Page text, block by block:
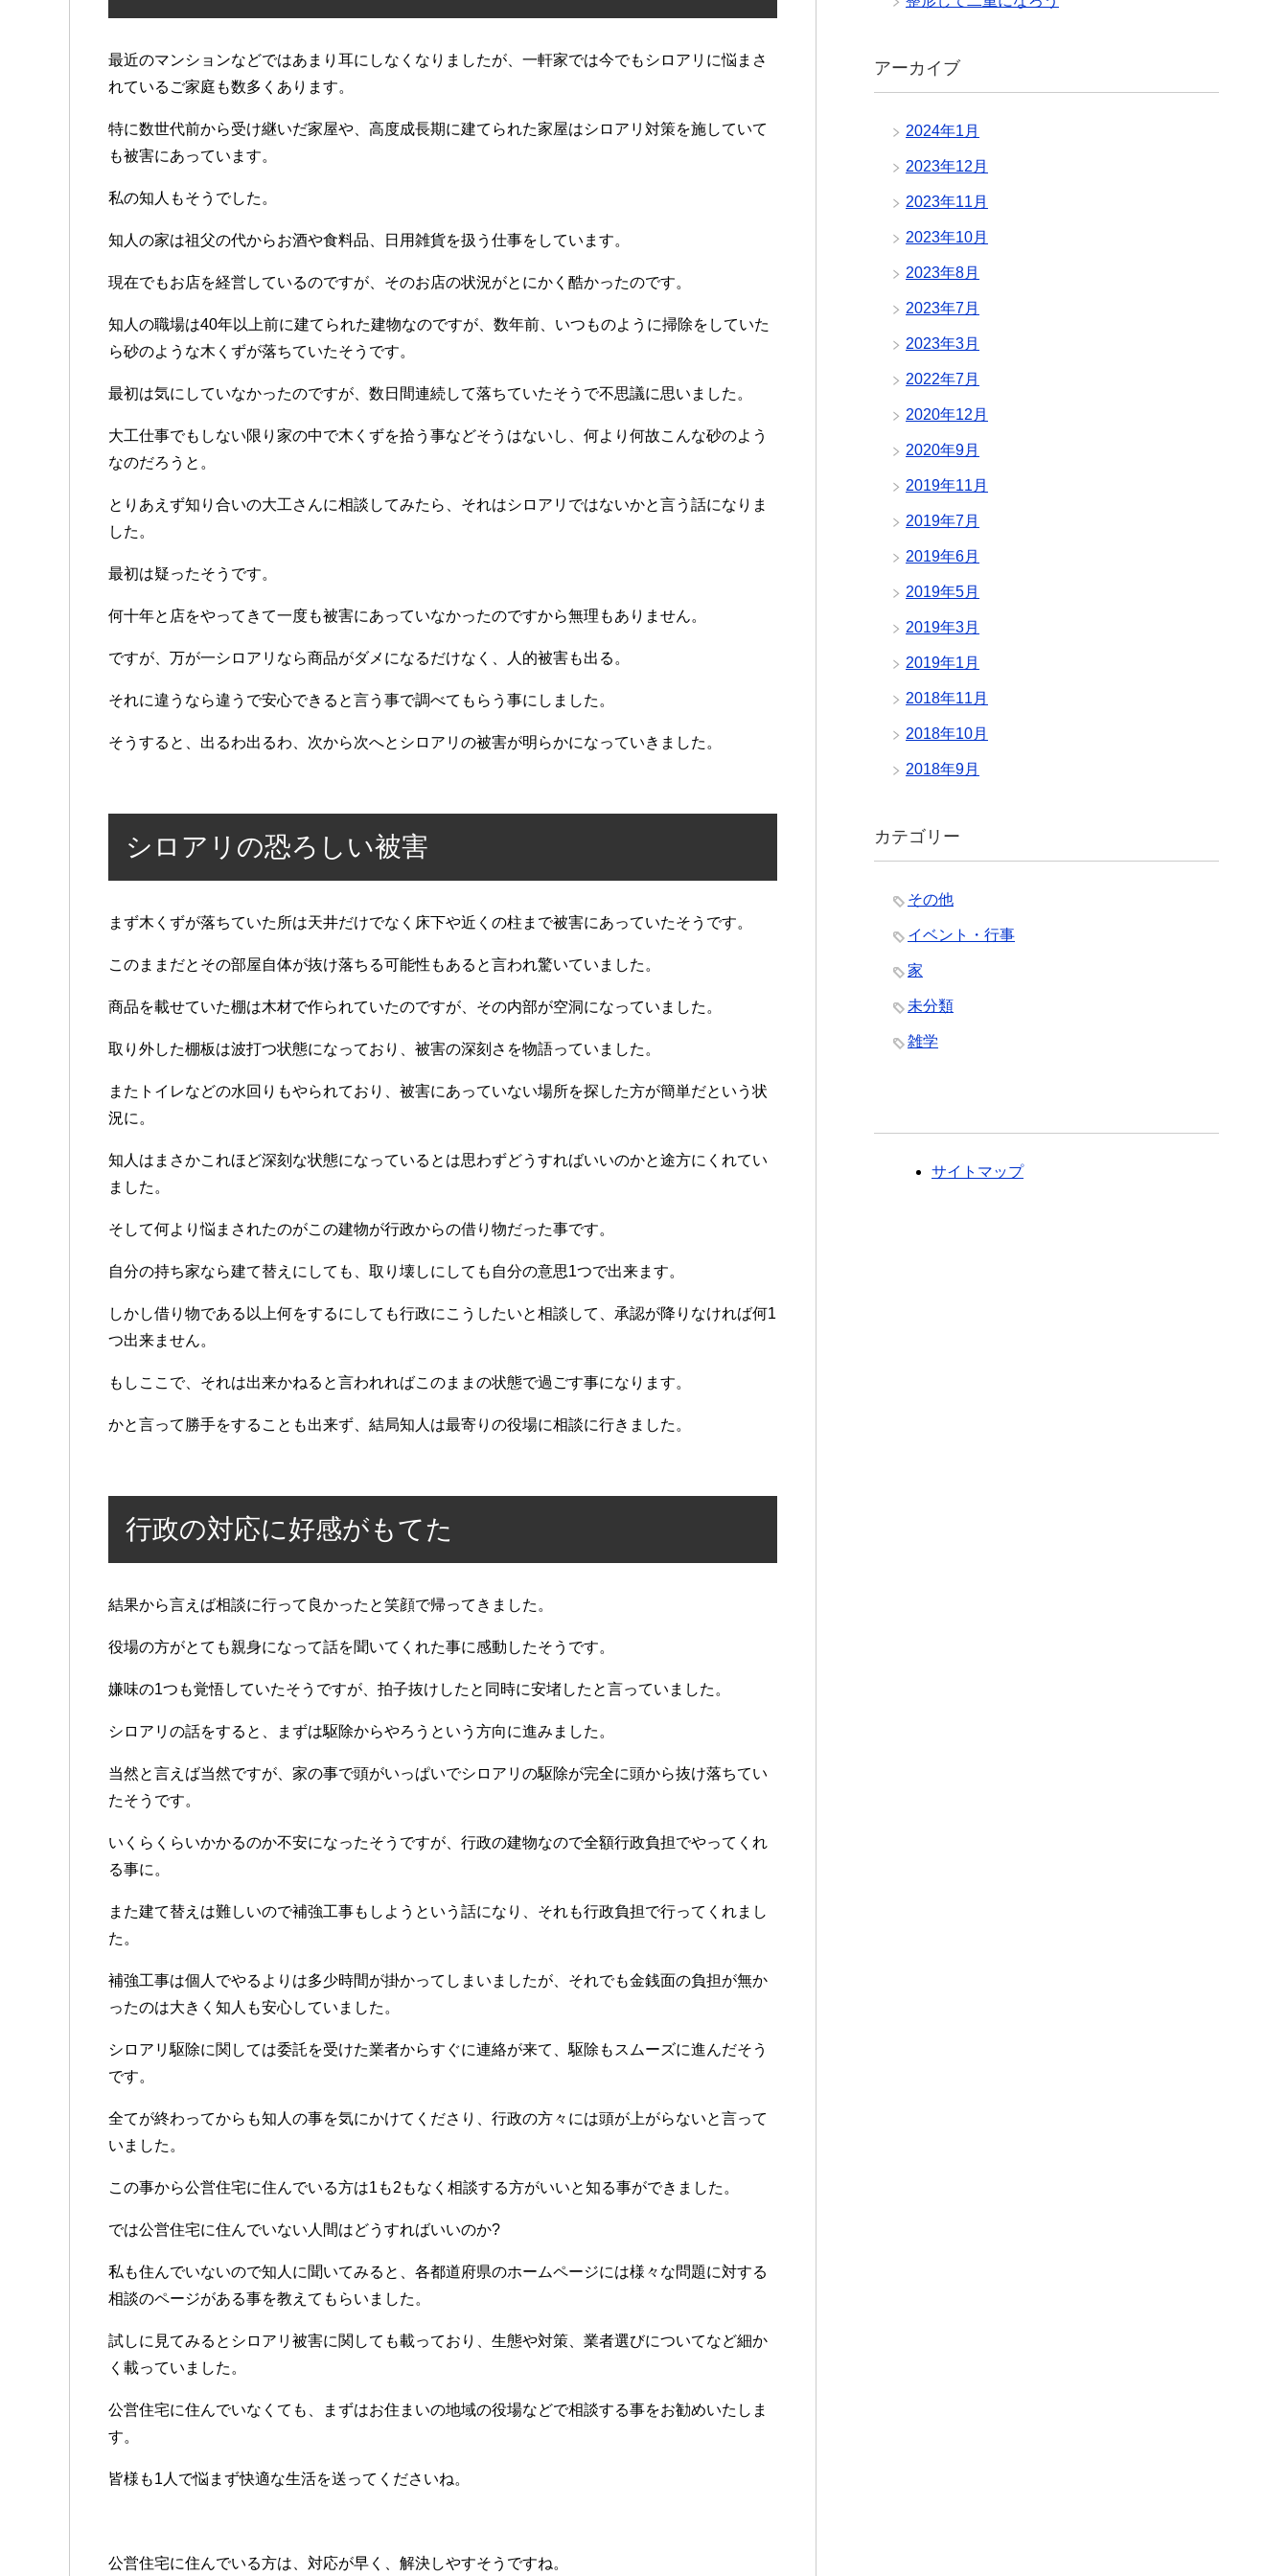
最近のマンションなどではあまり耳にしなくなりましたが、一軒家では今でもシロアリに悩まさ
れているご家庭も数多くあります。
特に数世代前から受け継いだ家屋や、高度成長期に建てられた家屋はシロアリ対策を施していて
も被害にあっています。
私の知人もそうでした。
知人の家は祖父の代からお酒や食料品、日用雑貨を扱う仕事をしています。
現在でもお店を経営しているのですが、そのお店の状況がとにかく酷かったのです。
知人の職場は40年以上前に建てられた建物なのですが、数年前、いつものように掃除をしていた
ら砂のような木くずが落ちていたそうです。
最初は気にしていなかったのですが、数日間連続して落ちていたそうで不思議に思いました。
大工仕事でもしない限り家の中で木くずを拾う事などそうはないし、何より何故こんな砂のよう
なのだろうと。
とりあえず知り合いの大工さんに相談してみたら、それはシロアリではないかと言う話になりま
した。
最初は疑ったそうです。
何十年と店をやってきて一度も被害にあっていなかったのですから無理もありません。
ですが、万が一シロアリなら商品がダメになるだけなく、人的被害も出る。
それに違うなら違うで安心できると言う事で調べてもらう事にしました。
そうすると、出るわ出るわ、次から次へとシロアリの被害が明らかになっていきました。
シロアリの恐ろしい被害
まず木くずが落ちていた所は天井だけでなく床下や近くの柱まで被害にあっていたそうです。
このままだとその部屋自体が抜け落ちる可能性もあると言われ驚いていました。
商品を載せていた棚は木材で作られていたのですが、その内部が空洞になっていました。
取り外した棚板は波打つ状態になっており、被害の深刻さを物語っていました。
またトイレなどの水回りもやられており、被害にあっていない場所を探した方が簡単だという状
況に。
知人はまさかこれほど深刻な状態になっているとは思わずどうすればいいのかと途方にくれてい
ました。
そして何より悩まされたのがこの建物が行政からの借り物だった事です。
自分の持ち家なら建て替えにしても、取り壊しにしても自分の意思1つで出来ます。
しかし借り物である以上何をするにしても行政にこうしたいと相談して、承認が降りなければ何1
つ出来ません。
もしここで、それは出来かねると言われればこのままの状態で過ごす事になります。
かと言って勝手をすることも出来ず、結局知人は最寄りの役場に相談に行きました。
行政の対応に好感がもてた
結果から言えば相談に行って良かったと笑顔で帰ってきました。
役場の方がとても親身になって話を聞いてくれた事に感動したそうです。
嫌味の1つも覚悟していたそうですが、拍子抜けしたと同時に安堵したと言っていました。
シロアリの話をすると、まずは駆除からやろうという方向に進みました。
当然と言えば当然ですが、家の事で頭がいっぱいでシロアリの駆除が完全に頭から抜け落ちてい
たそうです。
いくらくらいかかるのか不安になったそうですが、行政の建物なので全額行政負担でやってくれ
る事に。
また建て替えは難しいので補強工事もしようという話になり、それも行政負担で行ってくれまし
た。
補強工事は個人でやるよりは多少時間が掛かってしまいましたが、それでも金銭面の負担が無か
ったのは大きく知人も安心していました。
シロアリ駆除に関しては委託を受けた業者からすぐに連絡が来て、駆除もスムーズに進んだそう
です。
全てが終わってからも知人の事を気にかけてくださり、行政の方々には頭が上がらないと言って
いました。
この事から公営住宅に住んでいる方は1も2もなく相談する方がいいと知る事ができました。
では公営住宅に住んでいない人間はどうすればいいのか?
私も住んでいないので知人に聞いてみると、各都道府県のホームページには様々な問題に対する
相談のページがある事を教えてもらいました。
試しに見てみるとシロアリ被害に関しても載っており、生態や対策、業者選びについてなど細か
く載っていました。
公営住宅に住んでいなくても、まずはお住まいの地域の役場などで相談する事をお勧めいたしま
す。
皆様も1人で悩まず快適な生活を送ってくださいね。
公営住宅に住んでいる方は、対応が早く、解決しやすそうですね。
アーカイブ
2024年1月
2023年12月
2023年11月
2023年10月
2023年8月
2023年7月
2023年3月
2022年7月
2020年12月
2020年9月
2019年11月
2019年7月
2019年6月
2019年5月
2019年3月
2019年1月
2018年11月
2018年10月
2018年9月
カテゴリー
その他
イベント・行事
家
未分類
雑学
サイトマップ